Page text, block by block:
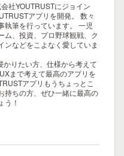
社YOUTRUSTにジョイン
アプリを開発。 数々
執筆を行っています。 一児
ム、投資、プロ野球観戦、ク
ンなどをこよなく愛していま
かりたい方、仕様から考えて
まで考えて最高のアプリを
アプリもうちょっとこ
持ちの方、ぜひ一緒に最高の
う！